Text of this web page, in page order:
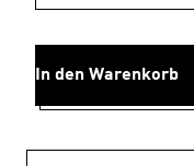
In den Warenkorb